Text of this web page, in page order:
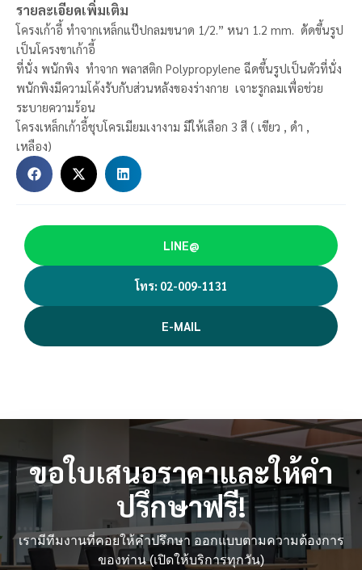
รายละเอียดเพิ่มเติม
โครงเก้าอี้ ทำจากเหล็กแป๊ปกลมขนาด 1/2.” หนา 1.2 mm. ดัดขึ้นรูป
เป็นโครงขาเก้าอี้
ที่นั่ง พนักพิง ทำจาก พลาสติก Polypropylene ฉีดขึ้นรูปเป็นตัวที่นั่ง
พนักพิงมีความโค้งรับกับส่วนหลังของร่างกาย เจาะรูกลมเพื่อช่วย
ระบายความร้อน
โครงเหล็กเก้าอี้ชุบโครเมียมเงางาม มีให้เลือก 3 สี ( เขียว , ดำ ,
เหลือง)
LINE@
โทร: 02-009-1131
E-MAIL
ขอใบเสนอราคาและให้คำ
ปรึกษาฟรี!
เรามีทีมงานที่คอยให้คำปรึกษา ออกแบบตามความต้องการ
ของท่าน (เปิดให้บริการทุกวัน)